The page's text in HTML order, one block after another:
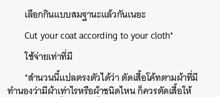
เลือกกินแบบสมฐานะแล้วกันเนอะ
Cut your coat according to your cloth*
ใช้จ่ายเท่าที่มี
*สำนวนนี้แปลตรงตัวได้ว่าตัดเสื้อโค้ทตามผ้าที่มี
ทำนองว่ามีผ้าเท่าไรหรือผ้าชนิดไหนก็ควรตัดเสื้อให้